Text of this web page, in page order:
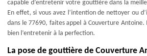
capable d’entretenir votre gouttière dans la
En effet, si vous avez l’intention de nettoyer ou
dans le 77690, faites appel à Couverture
bien l’entretenir à la perfection.
La pose de gouttière de Couverture